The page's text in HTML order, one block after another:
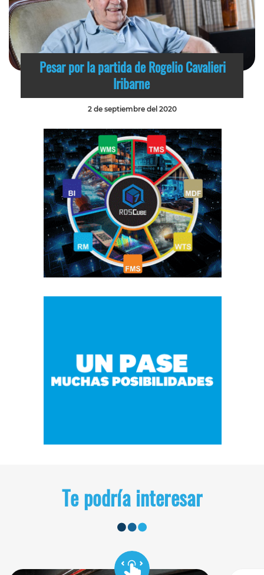
Pesar por la partida de Rogelio Cavalieri
Iribarne
2 de septiembre del 2020
Te podría interesar